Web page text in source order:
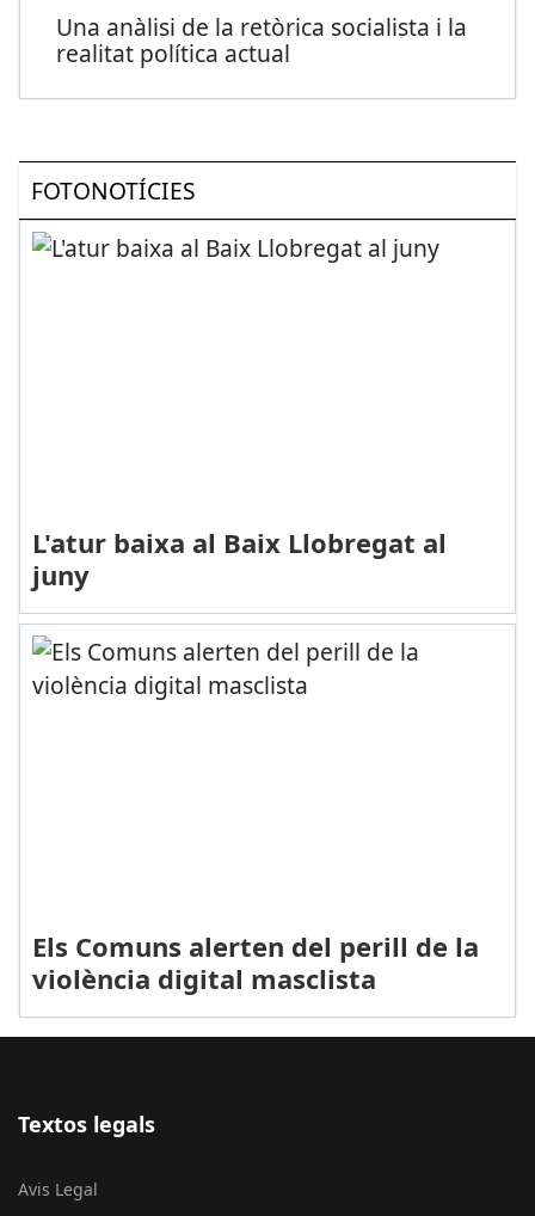
Una anàlisi de la retòrica socialista i la
realitat política actual
FOTONOTÍCIES
L'atur baixa al Baix Llobregat al
juny
Els Comuns alerten del perill de la
violència digital masclista
Textos legals
Avis Legal